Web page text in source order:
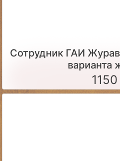
Сотрудник ГАИ
варианта